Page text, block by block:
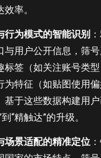
率。
行为模式的智能识别
与用户公开信息，筛
标签（如关注账号类
为特征（如贴图使用
基于这些数据构建用
“精触达”的升级。
场景适配的精准定位